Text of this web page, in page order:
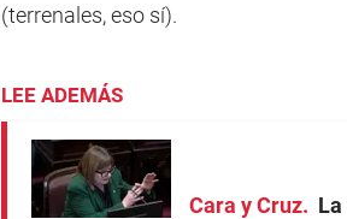
(terrenales, eso sí).
LEE ADEMÁS
Cara y Cruz